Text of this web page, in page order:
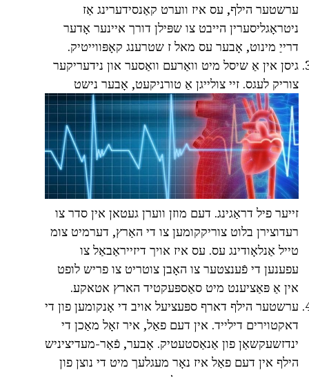
ערשטער הילף, עס איז ווערט קאַנסידערינג אַז
ניטראָגליסערין הייבט צו שפּילן דורך איינער אָדער
דרייַ מינוט, אָבער עס מאל ז שטרענג קאָפּווייטיק.
גיסן אין אַ שיסל מיט וואַרעם וואַסער און נידעריקער
צוריק לעגס. זיי צולייגן אַ טורניקעט, אָבער נישט
זייער פיל דראַגינג. דעם מוזן ווערן געטאן אין סדר צו
רעדוצירן בלוט צוריקקומען צו די האַרץ, דערמיט צומ
טייל אַנלאָודינג עס. עס איז אויך דיזייראַבאַל צו
עפענען די פֿענצטער צו האָבן צוטריט צו פריש לופט
אין אַ פּאַציענט מיט סאַספּעקטיד הארץ אטאקע.
ערשטער הילף דארף ספּעציעל אויב די אָנקומען פון די
דאקטוירים דילייד. אין דעם פאַל, איר זאָל מאַכן די
ינדזשעקשאַן פון אַנאַסטעטיק. אָבער, פֿאַר-מעדיציניש
הילף אין דעם פאַל איז נאָר מעגלעך מיט די נוצן פון